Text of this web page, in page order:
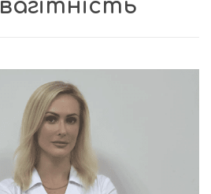
вагітність